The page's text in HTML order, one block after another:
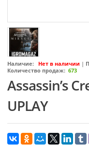
Наличие: Нет в наличии |
Количество продаж: 673
Assassin’s
UPLAY